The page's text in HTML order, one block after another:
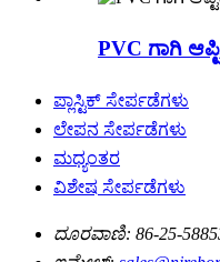
PVC ಗಾಗಿ
ಪ್ಲಾಸ್ಟಿಕ್ ಸೇರ್ಪಡೆಗಳು
ಲೇಪನ ಸೇರ್ಪಡೆಗಳು
ಮಧ್ಯಂತರ
ವಿಶೇಷ ಸೇರ್ಪಡೆಗಳು
ದೂರವಾಣಿ: 86-25-